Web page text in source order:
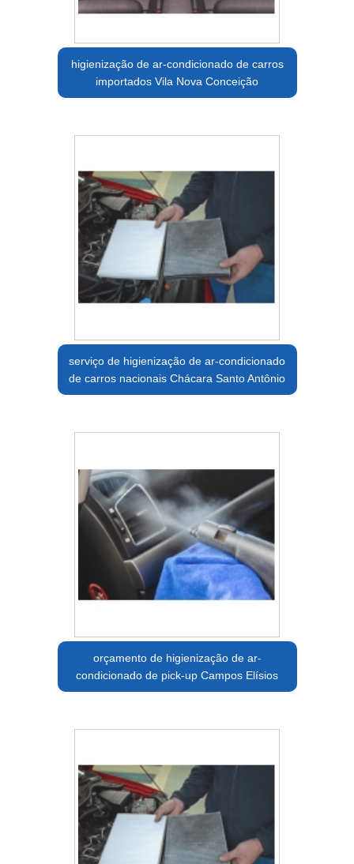
higienização de ar-condicionado de carros
importados Vila Nova Conceição
serviço de higienização de ar-condicionado
de carros nacionais Chácara Santo Antônio
orçamento de higienização de ar-
condicionado de pick-up Campos Elísios